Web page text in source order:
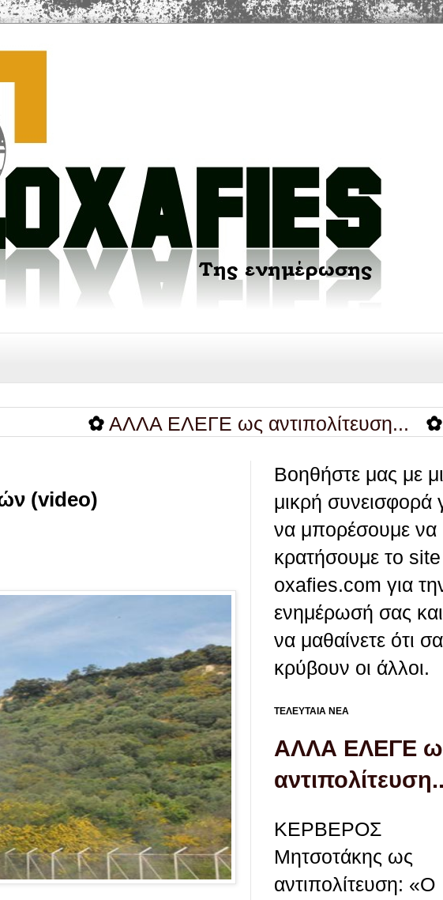
ΑΛΛΑ ΕΛΕΓΕ ως αντιπολίτευση... ✿ Καλό
(video)
Βοηθήστε μας με
μικρή συνεισφορά
να μπορέσουμε να
κρατήσουμε το site
oxafies.com για
ενημέρωσή σας
να μαθαίνετε ότι
κρύβουν οι άλλοι.
ΤΕΛΕΥΤΑΙΑ ΝΕΑ
ΑΛΛΑ ΕΛΕΓΕ
ΚΕΡΒΕΡΟΣ
Μητσοτάκης ως
αντιπολίτευση: «Ο